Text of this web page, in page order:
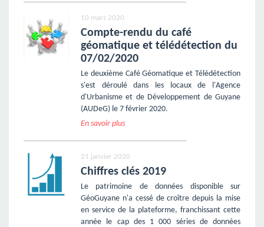
10 mars 2020
Compte-rendu du café
géomatique et télédétection du
07/02/2020
Le deuxième Café Géomatique et Télédétection
s'est déroulé dans les locaux de l'Agence
d'Urbanisme et de Développement de Guyane
(AUDeG) le 7 février 2020.
En savoir plus
21 janvier 2020
Chiffres clés 2019
Le patrimoine de données disponible sur
GéoGuyane n'a cessé de croître depuis la mise
en service de la plateforme, franchissant cette
année le cap des 1 000 séries de données